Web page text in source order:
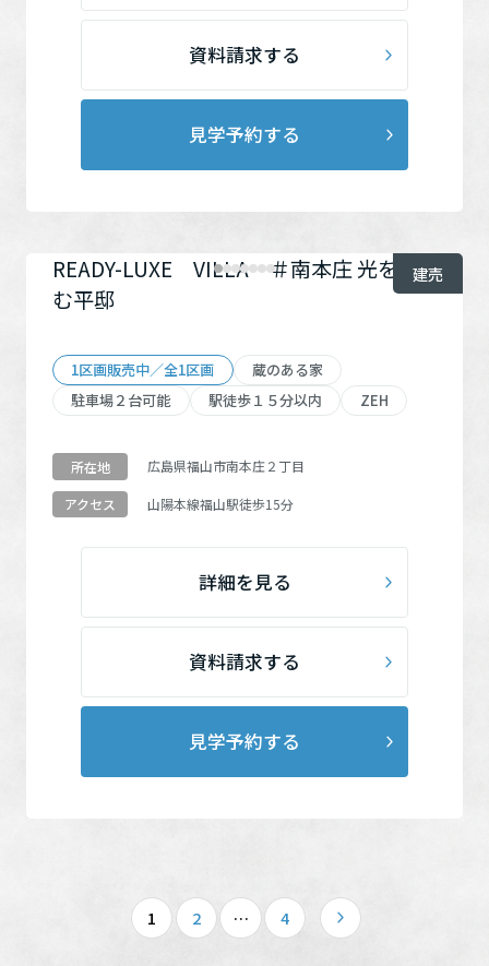
資料請求する
見学予約する
建売
READY-LUXE VILLA ＃南本庄 光を編
む平邸
1区画販売中／全1区画
蔵のある家
駐車場２台可能
駅徒歩１５分以内 ZEH
所在地 広島県福山市南本庄２丁目
アクセス 山陽本線福山駅徒歩15分
詳細を見る
資料請求する
見学予約する
1 2 … 4